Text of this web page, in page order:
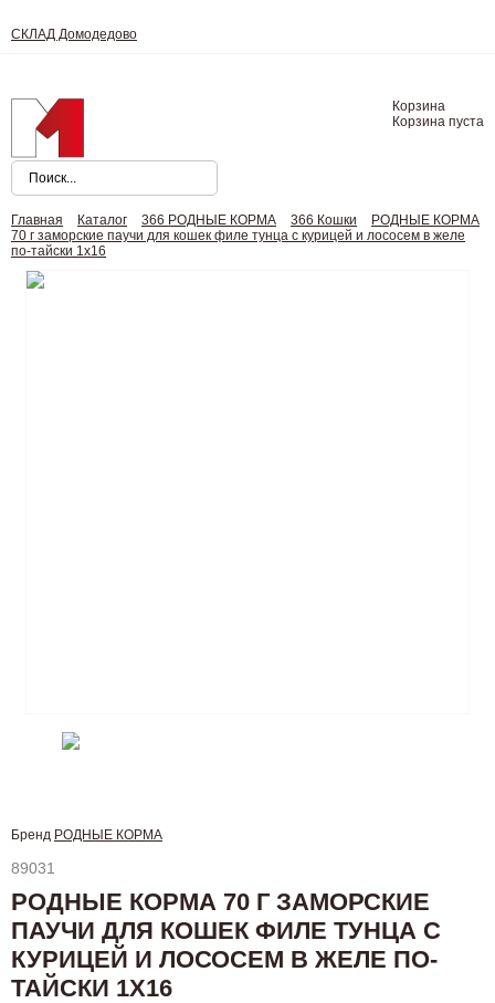
СКЛАД Домодедово
Корзина
Корзина пуста
Главная Каталог 366 РОДНЫЕ КОРМА 366 Кошки
РОДНЫЕ КОРМА
70 г заморские паучи для кошек филе тунца с курицей и лососем в желе
по-тайски 1х16
Бренд РОДНЫЕ КОРМА
89031
РОДНЫЕ КОРМА 70 Г ЗАМОРСКИЕ
ПАУЧИ ДЛЯ КОШЕК ФИЛЕ ТУНЦА С
КУРИЦЕЙ И ЛОСОСЕМ В ЖЕЛЕ ПО-
ТАЙСКИ 1Х16